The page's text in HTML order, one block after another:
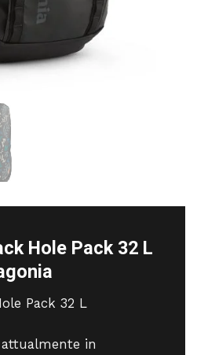
Hole Pack 32 L
Pack 32 L
in